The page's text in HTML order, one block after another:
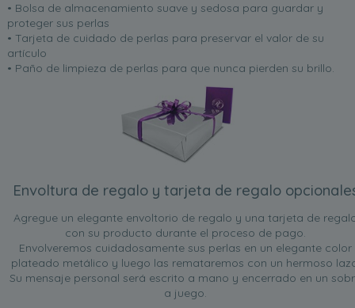
• Bolsa de almacenamiento suave y sedosa para guardar y
proteger sus perlas
• Tarjeta de cuidado de perlas para preservar el valor de su
artículo
• Paño de limpieza de perlas para que nunca pierden su brillo.
Envoltura de regalo y tarjeta de regalo
Agregue un elegante envoltorio de regalo y una tarjeta de
con su producto durante el proceso de pago.
Envolveremos cuidadosamente sus perlas en un elegante color
plateado metálico y luego las remataremos con un hermoso
Su mensaje personal será escrito a mano y encerrado en un
a juego.